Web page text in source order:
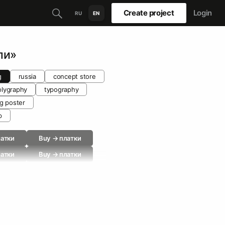
RU EN Create project Login
russia
concept store
typography
poster
Buy → платки
Buy → платки